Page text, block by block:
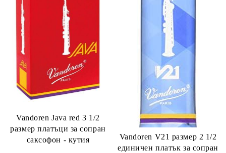
Vandoren Java red 3 1/2
размер платъци за сопран
саксофон - кутия
Vandoren V21 размер 2 1/2
единичен платък за сопран